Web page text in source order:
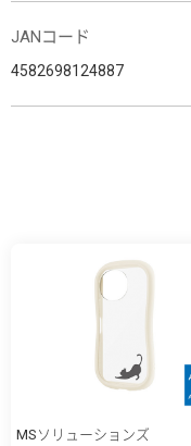
JANコード
4582698124887
MSソリューションズ